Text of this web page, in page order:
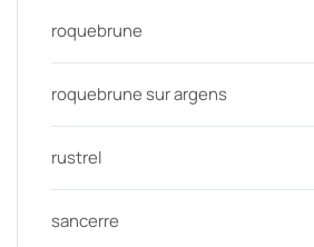
roquebrune
roquebrune sur argens
rustrel
sancerre